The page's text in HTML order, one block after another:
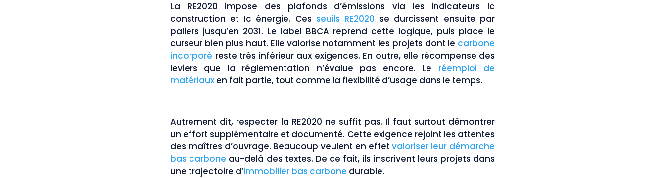
La RE2020 impose des plafonds d’émissions via les indicateurs Ic
construction et Ic énergie. Ces seuils RE2020 se durcissent ensuite par
paliers jusqu’en 2031. Le label BBCA reprend cette logique, puis place le
curseur bien plus haut. Elle valorise notamment les projets dont le carbone
incorporé reste très inférieur aux exigences. En outre, elle récompense des
leviers que la réglementation n’évalue pas encore. Le réemploi de
matériaux en fait partie, tout comme la flexibilité d’usage dans le temps.
Autrement dit, respecter la RE2020 ne suffit pas. Il faut surtout démontrer
un effort supplémentaire et documenté. Cette exigence rejoint les attentes
des maîtres d’ouvrage. Beaucoup veulent en effetvaloriser leur démarche
bas carbone au-delà des textes. De ce fait, ils inscrivent leurs projets dans
une trajectoire d’immobilier bas carbone durable.